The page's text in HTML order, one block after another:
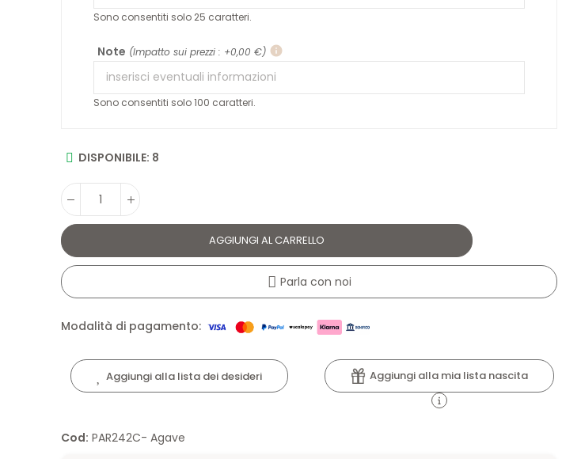
Sono consentiti solo 25 caratteri.
Note (Impatto sui prezzi : +0,00 €) info
Sono consentiti solo 100 caratteri.
DISPONIBILE: 8
AGGIUNGI AL CARRELLO
Parla con noi
Modalità di pagamento:
Aggiungi alla lista dei desideri Aggiungi alla mia lista nascita
Cod: PAR242C- Agave